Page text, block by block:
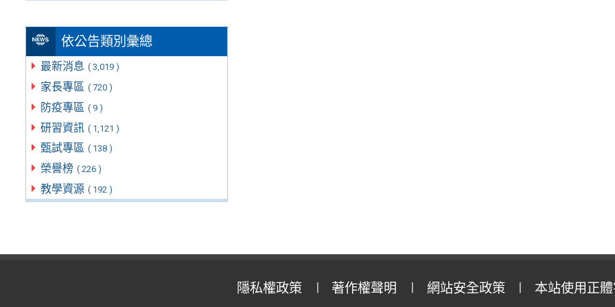
依公告類別彙總
最新消息 ( 3,019 )
家長專區 ( 720 )
防疫專區 ( 9 )
研習資訊 ( 1,121 )
甄試專區 ( 138 )
榮譽榜 ( 226 )
教學資源 ( 192 )
隱私權政策 著作權聲明 網站安全政策 本站使用正